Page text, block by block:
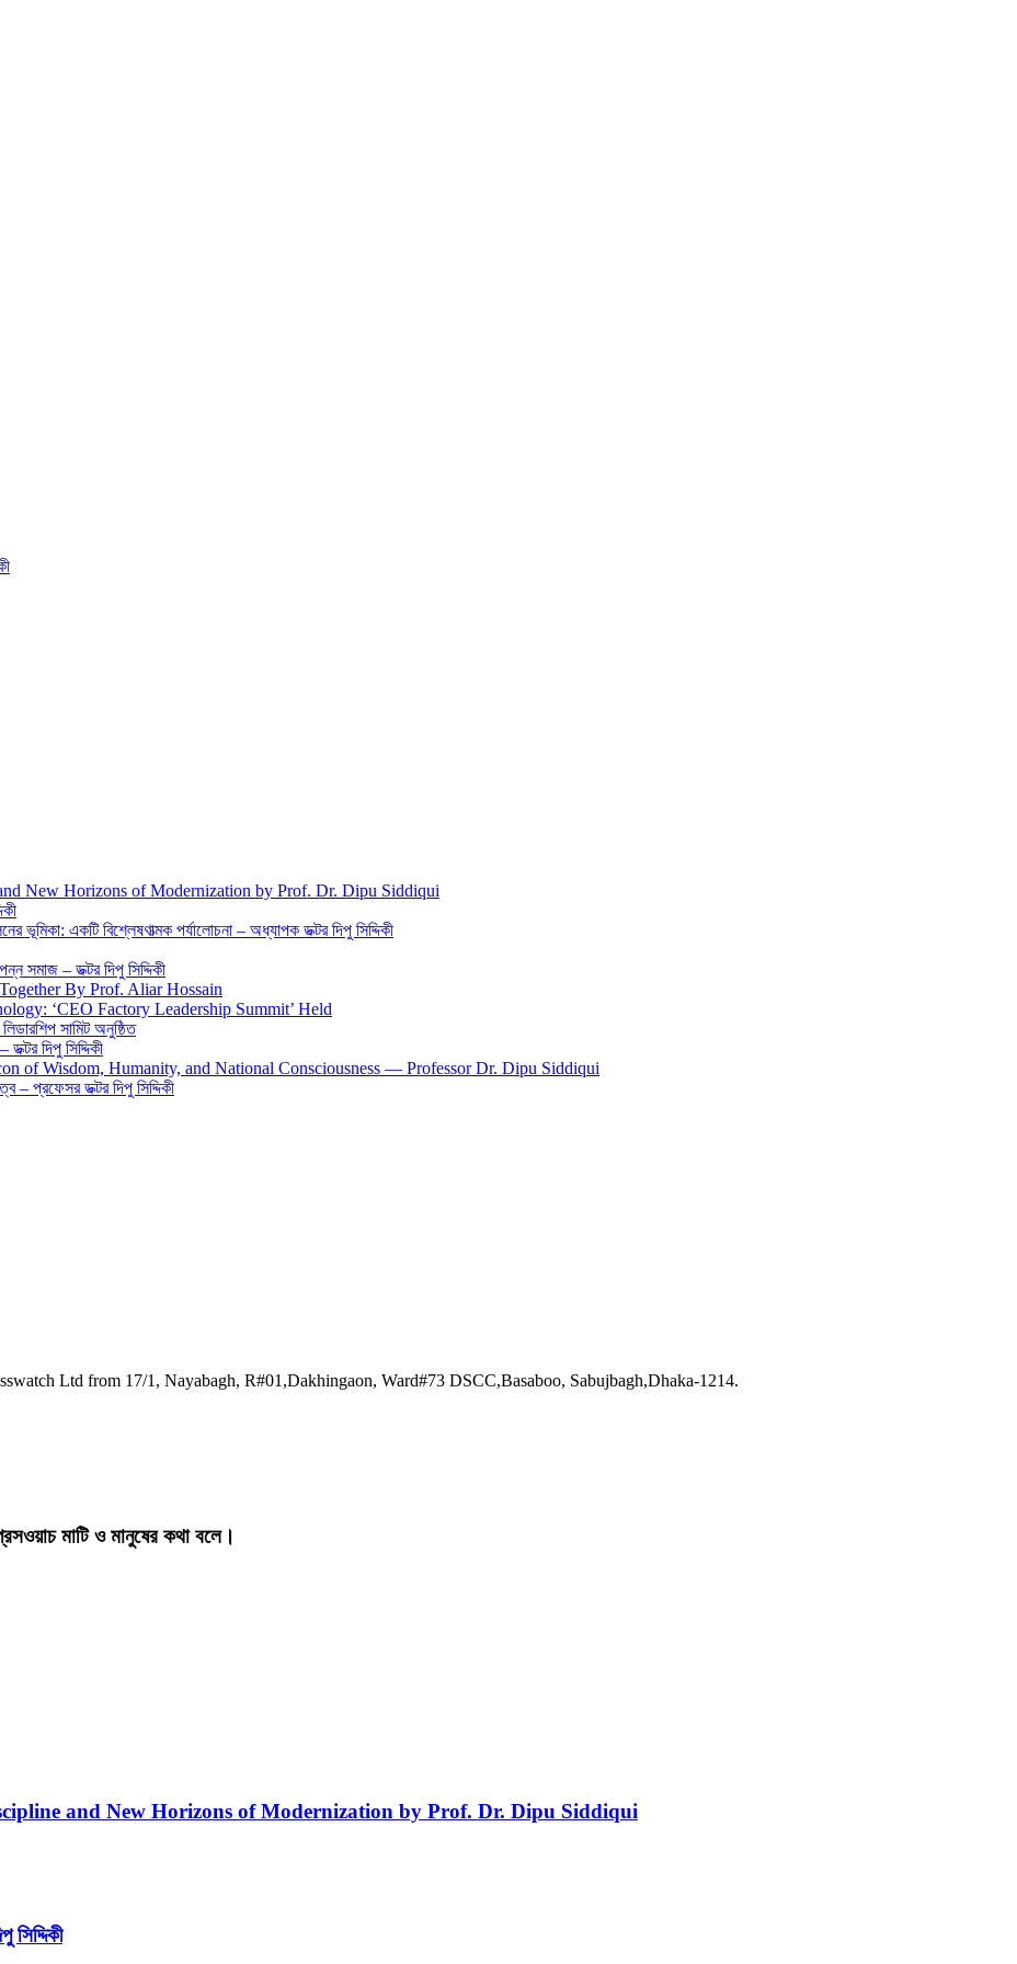
New Horizons of Modernization by Prof. Dr. Dipu Siddiqui
ভূমিকা: একটি বিশ্লেষণাত্মক পর্যালোচনা – অধ্যাপক ডক্টর দিপু সিদ্দিকী
সমাজ – ডক্টর দিপু সিদ্দিকী
By Prof. Aliar Hossain
‘CEO Factory Leadership Summit’ Held
সামিট অনুষ্ঠিত
দিপু সিদ্দিকী
of Wisdom, Humanity, and National Consciousness — Professor Dr. Dipu Siddiqui
– প্রফেসর ডক্টর দিপু সিদ্দিকী
Ltd from 17/1, Nayabagh, R#01,Dakhingaon, Ward#73 DSCC,Basaboo, Sabujbagh,Dhaka-1214.
মাটি ও মানুষের কথা বলে।
and New Horizons of Modernization by Prof. Dr. Dipu Siddiqui